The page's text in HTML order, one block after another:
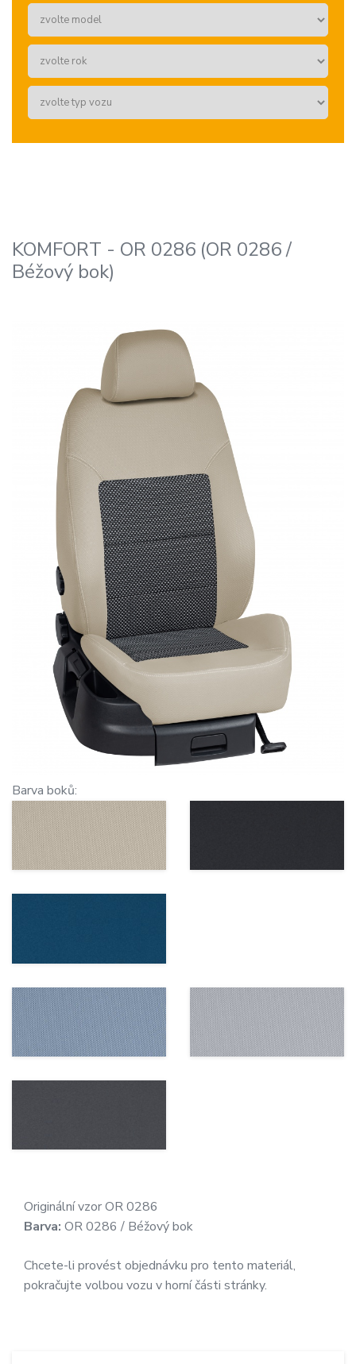
KOMFORT - OR 0286 (OR 0286 /
Béžový bok)
Barva boků:
Originální vzor OR 0286
Barva: OR 0286 / Béžový bok
Chcete-li provést objednávku pro tento materiál,
pokračujte volbou vozu v horní části stránky.